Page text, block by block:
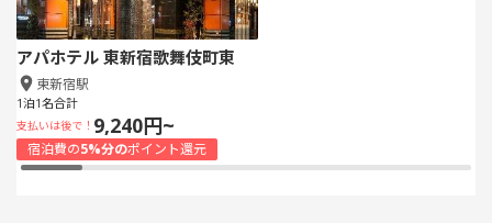
アパホテル 東新宿歌舞伎町東
東新宿駅
1泊1名合計
支払いは後で！ 9,240円~
宿泊費の5%分のポイント還元